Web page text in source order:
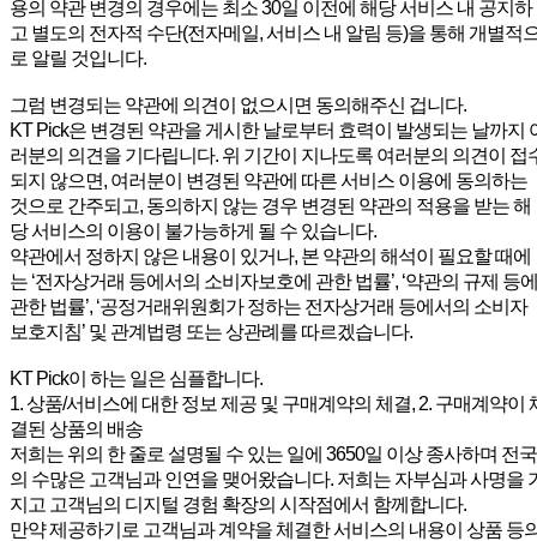
용의 약관 변경의 경우에는 최소 30일 이전에 해당 서비스 내 공지하
고 별도의 전자적 수단(전자메일, 서비스 내 알림 등)을 통해 개별적
로 알릴 것입니다.
그럼 변경되는 약관에 의견이 없으시면 동의해주신 겁니다.
KT Pick은 변경된 약관을 게시한 날로부터 효력이 발생되는 날까지
러분의 의견을 기다립니다. 위 기간이 지나도록 여러분의 의견이 접
되지 않으면, 여러분이 변경된 약관에 따른 서비스 이용에 동의하는
것으로 간주되고, 동의하지 않는 경우 변경된 약관의 적용을 받는 해
당 서비스의 이용이 불가능하게 될 수 있습니다.
약관에서 정하지 않은 내용이 있거나, 본 약관의 해석이 필요할 때에
는 ‘전자상거래 등에서의 소비자보호에 관한 법률’, ‘약관의 규제 등에
관한 법률’, ‘공정거래위원회가 정하는 전자상거래 등에서의 소비자
보호지침’ 및 관계법령 또는 상관례를 따르겠습니다.
KT Pick이 하는 일은 심플합니다.
1. 상품/서비스에 대한 정보 제공 및 구매계약의 체결, 2. 구매계약이
결된 상품의 배송
저희는 위의 한 줄로 설명될 수 있는 일에 3650일 이상 종사하며 전국
의 수많은 고객님과 인연을 맺어왔습니다. 저희는 자부심과 사명을
지고 고객님의 디지털 경험 확장의 시작점에서 함께합니다.
만약 제공하기로 고객님과 계약을 체결한 서비스의 내용이 상품 등